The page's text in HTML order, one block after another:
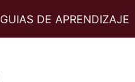
GUIAS DE APRENDIZAJE